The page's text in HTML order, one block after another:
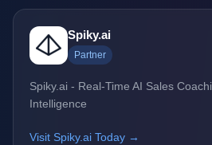
Spiky.ai
Partner
Spiky.ai - Real-Time AI Sales
Intelligence
Visit Spiky.ai Today →